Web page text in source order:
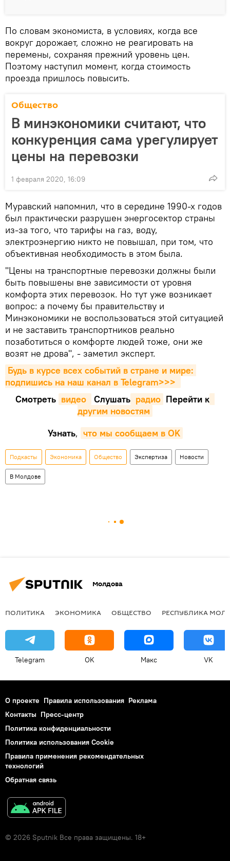
По словам экономиста, в условиях, когда все
вокруг дорожает, сложно не реагировать на
перемены, сохраняя прежний уровень цен.
Поэтому наступил момент, когда стоимость
проезда пришлось повысить.
Общество
В минэкономики считают, что
конкуренция сама урегулирует
цены на перевозки
1 февраля 2020, 16:09
Муравский напомнил, что в середине 1990-х годов
был практически разрушен энергосектор страны
из-за того, что тарифы на газ, воду,
электроэнергию никто не повышал, при том, что
объективная необходимость в этом была.
"Цены на транспортные перевозки должны были
быть повышены вне зависимости от уровня
комфорта этих перевозок. Но тут уже возникает
вопрос: а почему бы правительству и
Минэкономики не воспользоваться этой ситуацией
и не заставить транспортников реально
позаботиться о комфорте людей тоже, они же
возят не дрова", - заметил эксперт.
Будь в курсе всех событий в стране и мире:
подпишись на наш канал в Telegram>>>
Смотреть видео Cлушать радио Перейти к
другим новостям
Узнать, что мы сообщаем в OK
Подкасты Экономика Общество Экспертиза Новости
В Молдове
Молдова
ПОЛИТИКА ЭКОНОМИКА ОБЩЕСТВО РЕСПУБЛИКА
Telegram OK Макс VK
О проекте Правила использования Реклама
Контакты Пресс-центр
Политика конфиденциальности
Политика использования Cookie
Правила применения рекомендательных
технологий
Обратная связь
© 2026 Sputnik Все права защищены. 18+